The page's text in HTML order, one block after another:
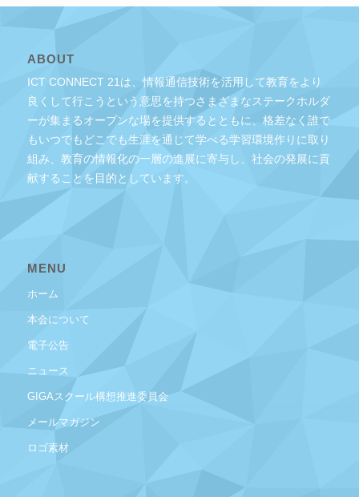
ABOUT
ICT CONNECT 21は、情報通信技術を活用して教育をより
良くして行こうという意思を持つさまざまなステークホルダ
ーが集まるオープンな場を提供するとともに、格差なく誰で
もいつでもどこでも生涯を通じて学べる学習環境作りに取り
組み、教育の情報化の一層の進展に寄与し、社会の発展に貢
献することを目的としています。
MENU
ホーム
本会について
電子公告
ニュース
GIGAスクール構想推進委員会
メールマガジン
ロゴ素材